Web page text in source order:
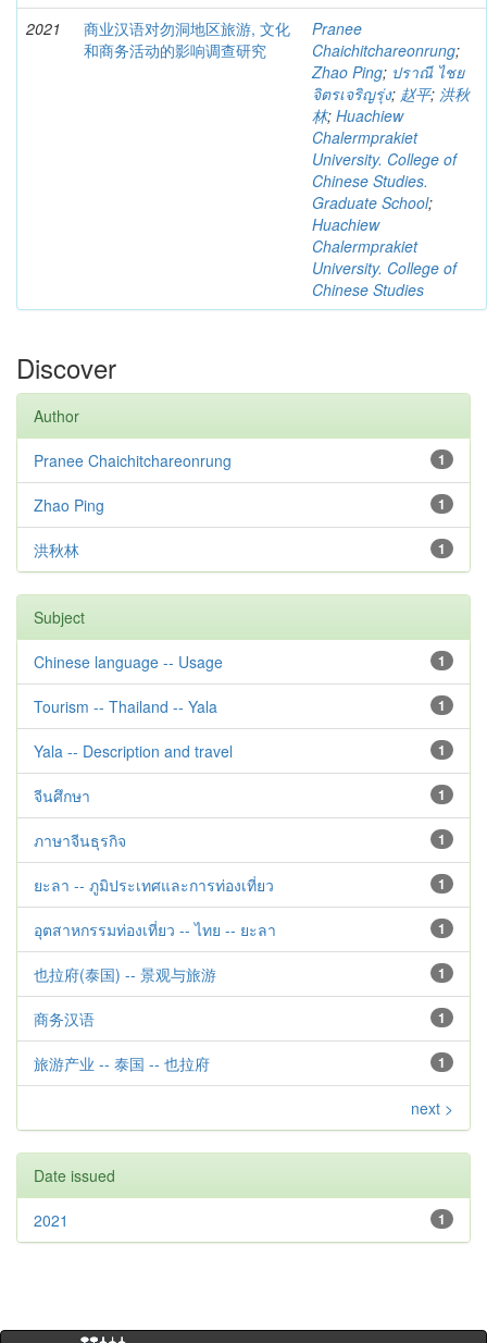
2021
商业汉语对勿洞地区旅游, 文化
和商务活动的影响调查研究
Pranee
Chaichitchareonrung;
Zhao Ping; ปราณี ไชย
จิตรเจริญรุ่ง; 赵平; 洪秋
林; Huachiew
Chalermprakiet
University. College of
Chinese Studies.
Graduate School;
Huachiew
Chalermprakiet
University. College of
Chinese Studies
Discover
Author
1
Pranee Chaichitchareonrung
1
Zhao Ping
1
洪秋林
Subject
1
Chinese language -- Usage
1
Tourism -- Thailand -- Yala
1
Yala -- Description and travel
1
จีนศึกษา
1
ภาษาจีนธุรกิจ
1
ยะลา -- ภูมิประเทศและการท่องเที่ยว
1
อุตสาหกรรมท่องเที่ยว -- ไทย -- ยะลา
1
也拉府(泰国) -- 景观与旅游
1
商务汉语
1
旅游产业 -- 泰国 -- 也拉府
next >
Date issued
1
2021